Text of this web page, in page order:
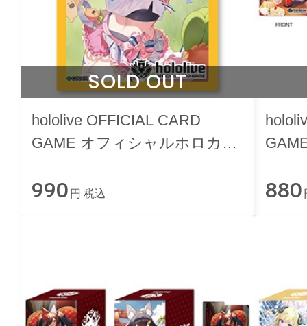
SOLD OUT
hololive OFFICIAL CARD
GAME オフィシャルホロカス
990 円 税込 880